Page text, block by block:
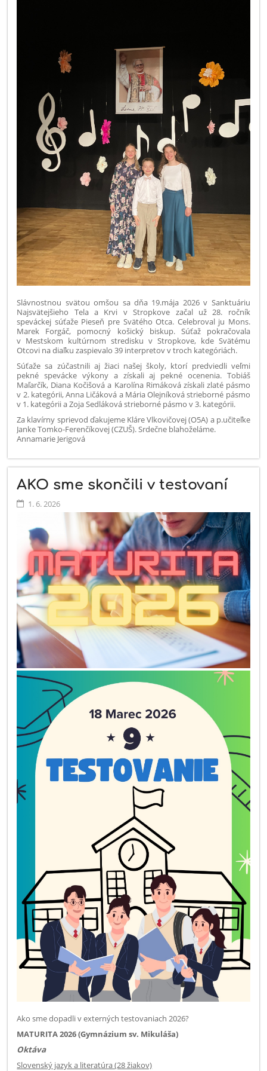
Slávnostnou svätou omšou sa dňa 19.mája 2026 v Sanktuáriu
Najsvätejšieho Tela a Krvi v Stropkove začal už 28. ročník
speváckej súťaže Pieseň pre Svätého Otca. Celebroval ju Mons.
Marek Forgáč, pomocný košický biskup. Súťaž pokračovala
v Mestskom kultúrnom stredisku v Stropkove, kde Svätému
Otcovi na diaľku zaspievalo 39 interpretov v troch kategóriách.
Súťaže sa zúčastnili aj žiaci našej školy, ktorí predviedli veľmi
pekné spevácke výkony a získali aj pekné ocenenia. Tobiáš
Maľarčík, Diana Kočišová a Karolína Rimáková získali zlaté pásmo
v 2. kategórii, Anna Ličáková a Mária Olejníková strieborné pásmo
v 1. kategórii a Zoja Sedláková strieborné pásmo v 3. kategórii.
Za klavírny sprievod ďakujeme Kláre Vlkovičovej (O5A) a p.učiteľke
Janke Tomko-Ferenčíkovej (CZUŠ). Srdečne blahoželáme.
Annamarie Jerigová
AKO sme skončili v testovaní
1. 6. 2026
Ako sme dopadli v externých testovaniach 2026?
MATURITA 2026 (Gymnázium sv. Mikuláša)
Oktáva
Slovenský jazyk a literatúra (28 žiakov)